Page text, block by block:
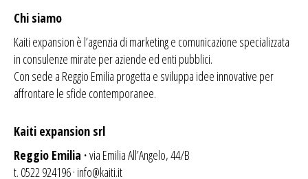
Chi siamo
Kaiti expansion è l’agenzia di marketinge comunicazione specializzata
in consulenze mirate per aziende ed enti pubblici.
Con sede a Reggio Emilia progetta e sviluppa idee innovative per
affrontare le sfide contemporanee.
Kaiti expansion srl
Reggio Emilia ·via Emilia All’Angelo, 44/B
t. 0522 924196 · info@kaiti.it